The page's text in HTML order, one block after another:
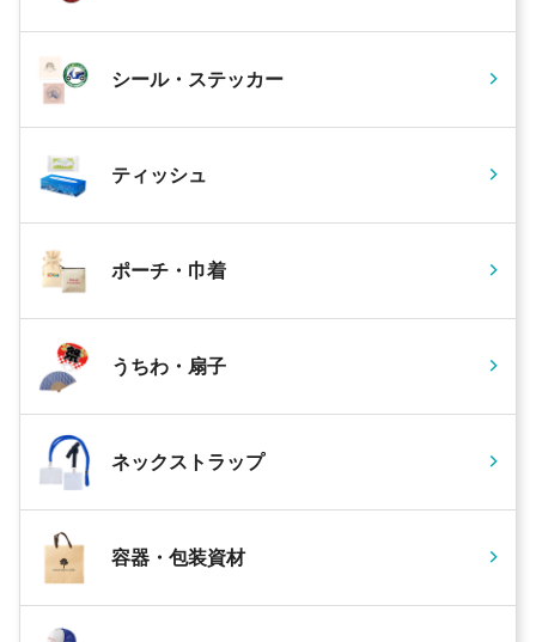
シール・ステッカー
ティッシュ
ポーチ・巾着
うちわ・扇子
ネックストラップ
容器・包装資材